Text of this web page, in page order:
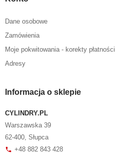
Dane osobowe
Zamówienia
Moje pokwitowania - korekty płatności
Adresy
Informacja o sklepie
CYLINDRY.PL
Warszawska 39
62-400, Słupca
phone +48 882 843 428